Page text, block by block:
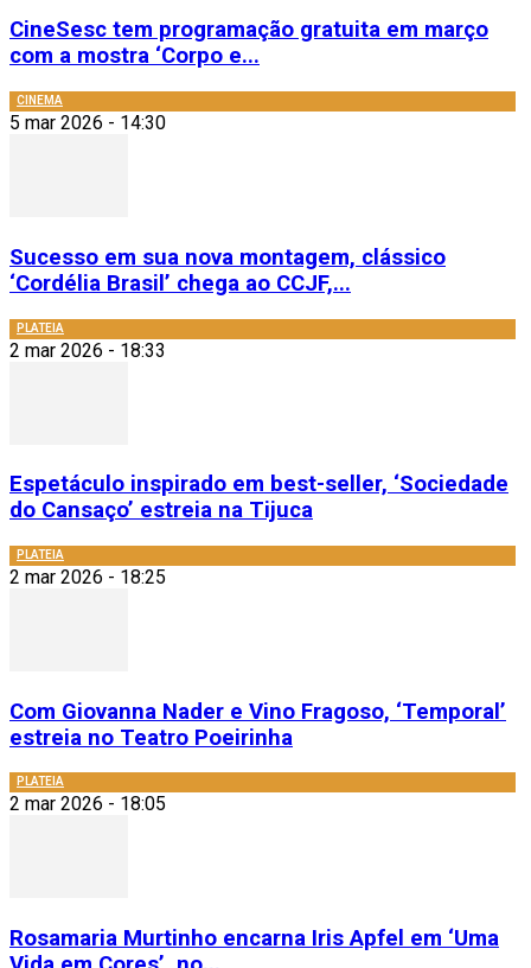
CineSesc tem programação gratuita em março
com a mostra ‘Corpo e...
CINEMA
5 mar 2026 - 14:30
Sucesso em sua nova montagem, clássico
‘Cordélia Brasil’ chega ao CCJF,...
PLATEIA
2 mar 2026 - 18:33
Espetáculo inspirado em best-seller, ‘Sociedade
do Cansaço’ estreia na Tijuca
PLATEIA
2 mar 2026 - 18:25
Com Giovanna Nader e Vino Fragoso, ‘Temporal’
estreia no Teatro Poeirinha
PLATEIA
2 mar 2026 - 18:05
Rosamaria Murtinho encarna Iris Apfel em ‘Uma